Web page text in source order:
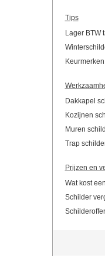
Tips
Lager BTW
Keurmerken
Dakkapel
Kozijnen
Muren
Trap
Prijzen en
Wat kost
Schilder